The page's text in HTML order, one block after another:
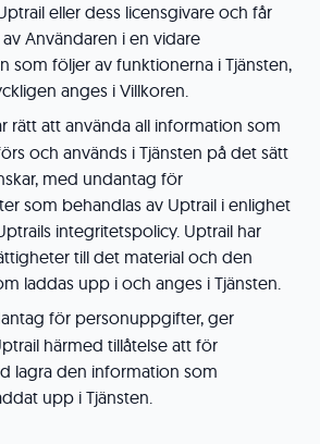
eller dess licensgivare och får
Användaren i en vidare
som följer av funktionerna i Tjänsten,
anges i Villkoren.
rätt att använda all information som
och används i Tjänsten på det sätt
med undantag för
som behandlas av Uptrail i enlighet
integritetspolicy. Uptrail har
till det material och den
laddas upp i och anges i Tjänsten.
för personuppgifter, ger
härmed tillåtelse att för
lagra den information som
upp i Tjänsten.